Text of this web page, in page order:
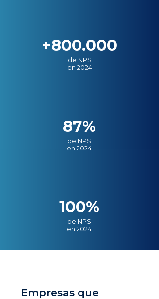
+800.000
de NPS
en 2024
87%
de NPS
en 2024
100%
de NPS
en 2024
Empresas que